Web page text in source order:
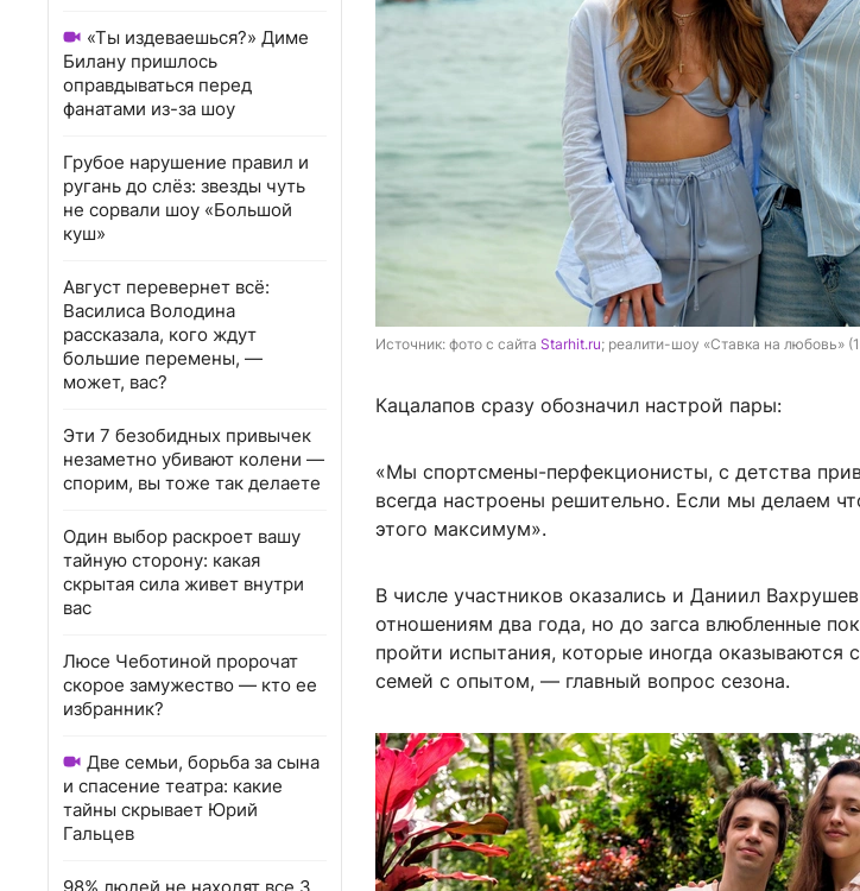
«Ты издеваешься?» Диме
Билану пришлось
оправдываться перед
фанатами из-за шоу
Грубое нарушение правил и
ругань до слёз: звезды чуть
не сорвали шоу «Большой
куш»
Август перевернет всё:
Василиса Володина
рассказала, кого ждут
большие перемены, —
может, вас?
Эти 7 безобидных привычек
незаметно убивают колени —
спорим, вы тоже так делаете
Один выбор раскроет вашу
тайную сторону: какая
скрытая сила живет внутри
вас
Люсе Чеботиной пророчат
скорое замужество — кто ее
избранник?
Две семьи, борьба за сына
и спасение театра: какие
тайны скрывает Юрий
Гальцев
Источник: фото с сайта Starhit.ru; реалити-шоу «Ставка на любовь»
Кацалапов сразу обозначил настрой пары:
«Мы спортсмены-перфекционисты, с детства
всегда настроены решительно. Если мы делаем
этого максимум».
В числе участников оказались и Даниил
отношениям два года, но до загса влюбленные
пройти испытания, которые иногда
семей с опытом, — главный вопрос сезона.